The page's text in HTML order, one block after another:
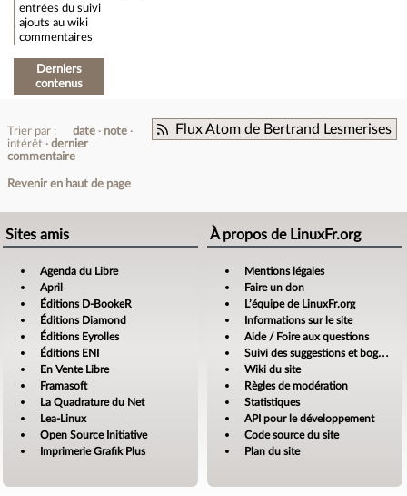
entrées du suivi
ajouts au wiki
commentaires
Derniers
contenus
Flux Atom de Bertrand Lesmerises
Trier par : date
note
intérêt
dernier
commentaire
Revenir en haut de page
Sites amis
Agenda du Libre
April
Éditions D-BookeR
Éditions Diamond
Éditions Eyrolles
Éditions ENI
En Vente Libre
Framasoft
La Quadrature du Net
Lea-Linux
Open Source Initiative
Imprimerie Grafik Plus
À propos de LinuxFr.org
Mentions légales
Faire un don
L’équipe de LinuxFr.org
Informations sur le site
Aide / Foire aux questions
Suivi des suggestions et bogues
Wiki du site
Règles de modération
Statistiques
API pour le développement
Code source du site
Plan du site